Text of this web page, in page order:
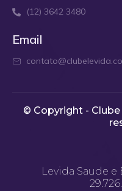
(12) 3642 3480
Email
© Copyright -
Levida Saude e